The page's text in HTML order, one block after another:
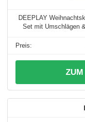
DEEPLAY
Set mit Umschlägen